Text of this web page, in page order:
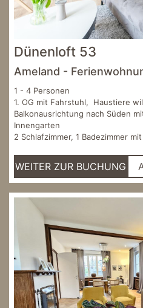
Dünenloft 53
Ameland -
1 - 4 Personen
1. OG mit Fahrstuhl, Haustiere
Balkonausrichtung nach Süden
Innengarten
2 Schlafzimmer, 1 Badezimmer
WEITER ZUR BUCHUNG